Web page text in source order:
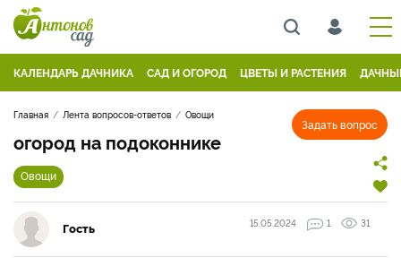
КАЛЕНДАРЬ ДАЧНИКА САД И ОГОРОД ЦВЕТЫ И РАСТЕНИЯ
Задать вопрос
Главная Лента вопросов-ответов Овощи
огород на подоконнике
Овощи
Гость 15.05.2024 1 31